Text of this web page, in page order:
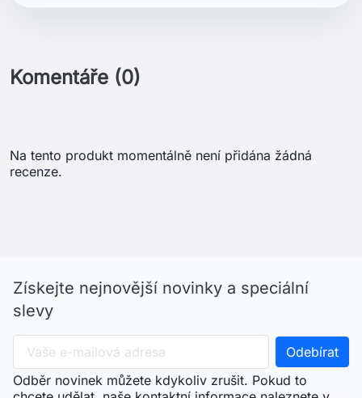
Komentáře (0)
Na tento produkt momentálně není přidána žádná
recenze.
Získejte nejnovější novinky a speciální
slevy
Odběr novinek můžete kdykoliv zrušit. Pokud to